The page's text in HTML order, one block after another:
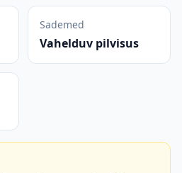
Sademed
Vahelduv pilvisus